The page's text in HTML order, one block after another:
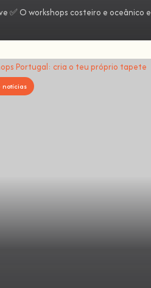
✅ O workshops costeiro e oceânico
notícias